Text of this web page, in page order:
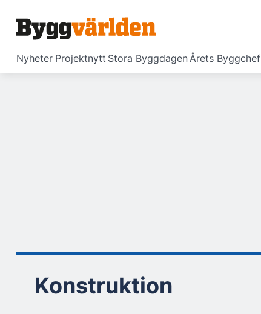
Nyheter Projektnytt Stora ByggdagenÅrets Byggchef
Konstruktion